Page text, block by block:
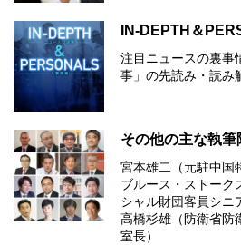
IN-DEPTH＆
注目ニュースの裏事
事」の先読み・読み
その他の主な執筆
宮本雄二（元駐中国
ブルース・ストーク
シャル財団客員シニ
高橋杉雄（防衛省防
室長）